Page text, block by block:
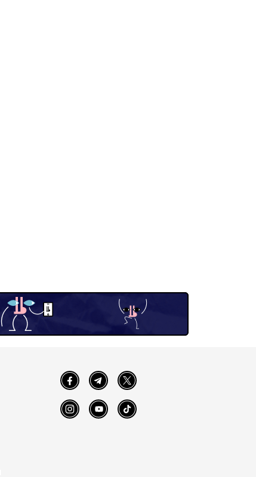
FacebookTelegram Twitter
InstagramYouTube TikTok